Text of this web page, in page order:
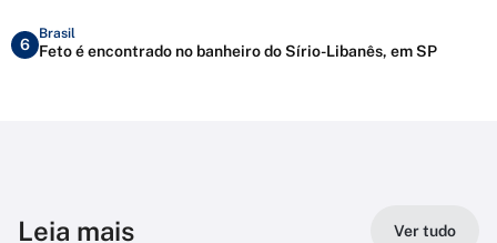
6
Brasil
Feto é encontrado no banheiro do Sírio-Libanês, em SP
Leia mais Ver tudo